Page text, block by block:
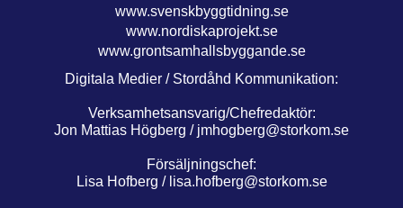
www.svenskbyggtidning.se
www.nordiskaprojekt.se
www.grontsamhallsbyggande.se
Digitala Medier / Stordåhd Kommunikation:
Verksamhetsansvarig/Chefredaktör:
Jon Mattias Högberg / jmhogberg@storkom.se
Försäljningschef:
Lisa Hofberg / lisa.hofberg@storkom.se